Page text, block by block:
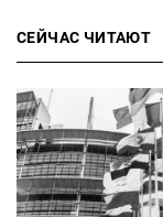
СЕЙЧАС ЧИТАЮТ